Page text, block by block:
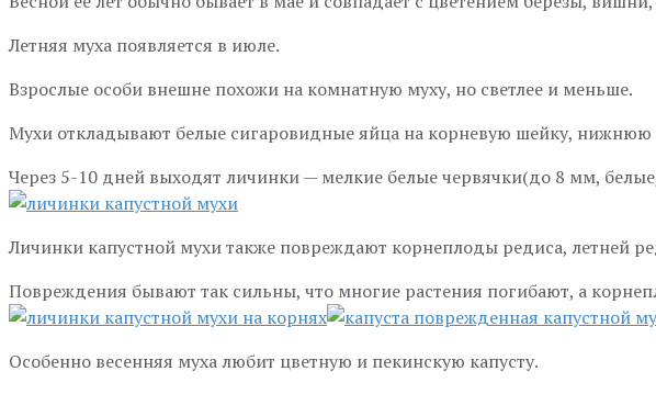
Летняя муха появляется в июле.
Взрослые особи внешне похожи на комнатную муху, но светлее и меньше.
Мухи откладывают белые сигаровидные яйца на корневую шейку, нижнюю
Через 5-10 дней выходят личинки — мелкие белые червячки(до 8 мм,
Личинки капустной мухи также повреждают корнеплоды редиса, летней
Повреждения бывают так сильны, что многие растения погибают, а
Особенно весенняя муха любит цветную и пекинскую капусту.